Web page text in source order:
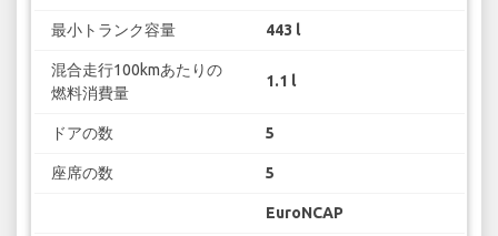
最小トランク容量 443 l
混合走行100kmあたりの
燃料消費量
1.1 l
ドアの数 5
座席の数 5
EuroNCAP